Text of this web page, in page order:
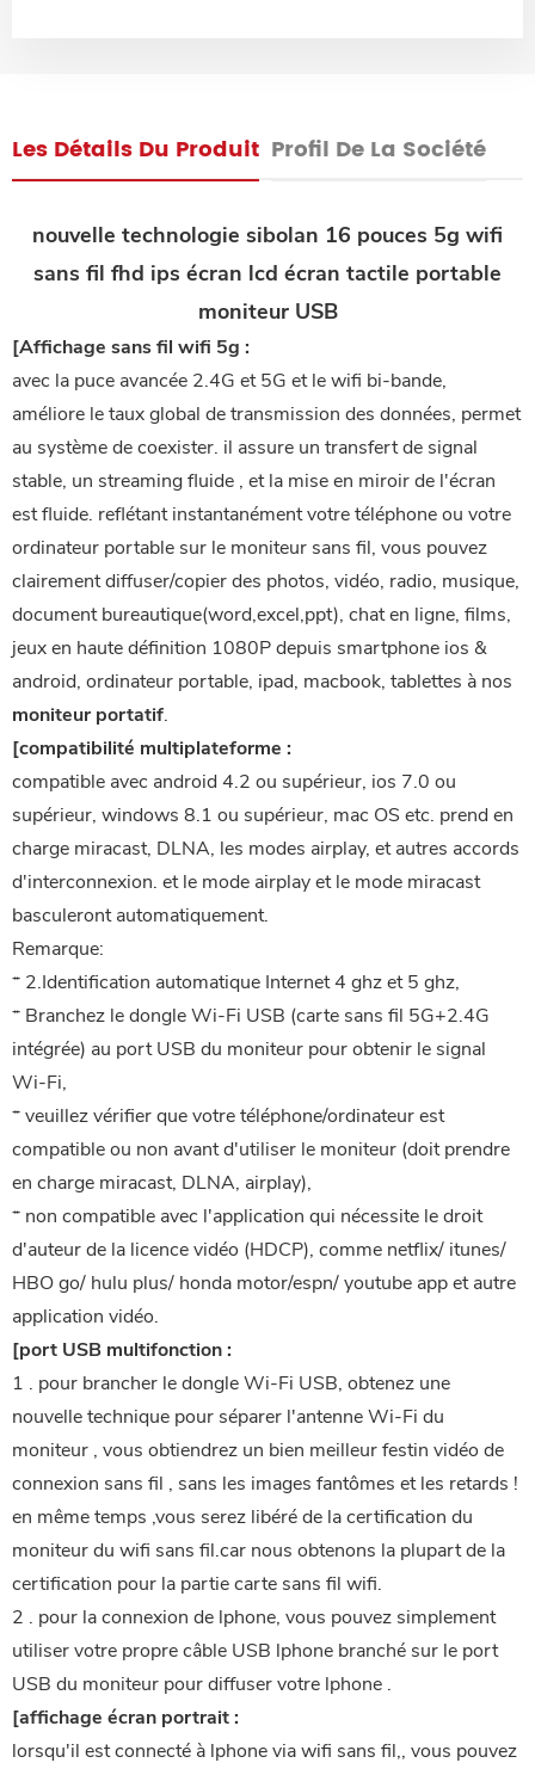
Les Détails Du Produit Profil De La Société
nouvelle technologie sibolan 16 pouces 5g wifi
sans fil fhd ips écran lcd écran tactile portable
moniteur USB
[Affichage sans fil wifi 5g :
avec la puce avancée 2.4G et 5G et le wifi bi-bande,
améliore le taux global de transmission des données, permet
au système de coexister. il assure un transfert de signal
stable, un streaming fluide , et la mise en miroir de l'écran
est fluide. reflétant instantanément votre téléphone ou votre
ordinateur portable sur le moniteur sans fil, vous pouvez
clairement diffuser/copier des photos, vidéo, radio, musique,
document bureautique(word,excel,ppt), chat en ligne, films,
jeux en haute définition 1080P depuis smartphone ios &
android, ordinateur portable, ipad, macbook, tablettes à nos
moniteur portatif.
[compatibilité multiplateforme :
compatible avec android 4.2 ou supérieur, ios 7.0 ou
supérieur, windows 8.1 ou supérieur, mac OS etc. prend en
charge miracast, DLNA, les modes airplay, et autres accords
d'interconnexion. et le mode airplay et le mode miracast
basculeront automatiquement.
Remarque:
* 2.Identification automatique Internet 4 ghz et 5 ghz,
* Branchez le dongle Wi-Fi USB (carte sans fil 5G+2.4G
intégrée) au port USB du moniteur pour obtenir le signal
Wi-Fi,
* veuillez vérifier que votre téléphone/ordinateur est
compatible ou non avant d'utiliser le moniteur (doit prendre
en charge miracast, DLNA, airplay),
* non compatible avec l'application qui nécessite le droit
d'auteur de la licence vidéo (HDCP), comme netflix/ itunes/
HBO go/ hulu plus/ honda motor/espn/ youtube app et autre
application vidéo.
[port USB multifonction :
1 . pour brancher le dongle Wi-Fi USB, obtenez une
nouvelle technique pour séparer l'antenne Wi-Fi du
moniteur , vous obtiendrez un bien meilleur festin vidéo de
connexion sans fil , sans les images fantômes et les retards !
en même temps ,vous serez libéré de la certification du
moniteur du wifi sans fil.car nous obtenons la plupart de la
certification pour la partie carte sans fil wifi.
2 . pour la connexion de lphone, vous pouvez simplement
utiliser votre propre câble USB lphone branché sur le port
USB du moniteur pour diffuser votre lphone .
[affichage écran portrait :
lorsqu'il est connecté à lphone via wifi sans fil,, vous pouvez